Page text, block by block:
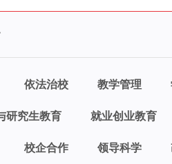
依法治校 教学管理
研究生教育 就业创业教育
校企合作 领导科学